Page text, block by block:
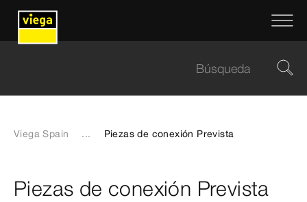
Viega Spain ... Piezas de conexión Prevista
Piezas de conexión Prevista